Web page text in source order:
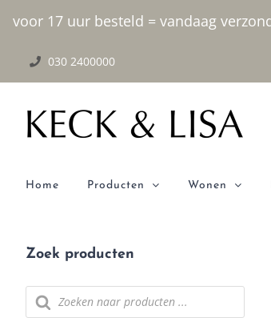
voor 17 uur besteld = vandaag
Ga naar inhoud
030 2400000
Home Producten Wonen
Zoek producten
Producten zoeken